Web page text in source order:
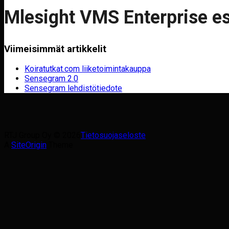
Mlesight VMS Enterprise
Viimeisimmät artikkelit
Koiratutkat.com liiketoimintakauppa
Sensegram 2.0
Sensegram lehdistötiedote
Tietosuojaseloste
SiteOrigin